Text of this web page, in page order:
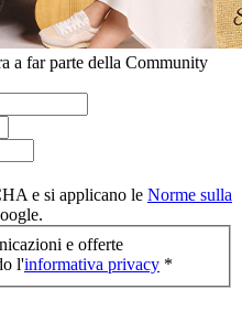
a far parte della Community
e si applicano le Norme sulla
e offerte
l'informativa privacy *